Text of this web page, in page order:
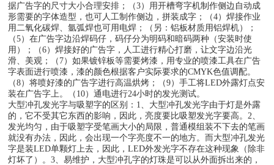
据广告字的尺寸大小合理安排；（3）用开槽弯字机制作侧边自动成
形需要的字体造型，也可人工制作侧边，拼装成字；（4）焊接作业
用二氧化碳焊、氩弧焊也可用电焊；（另：铝板材质用铝焊机）；
（5）在广告字边沿焊码仔，码仔分为明码和暗码两种（安装时使
用）；（6）焊接好的广告字，人工进行精心打磨，让文字边沿光
滑、美观；（7）如果镀锌板等需要烤漆，用专业的喷漆工具在广告
字表面进行喷漆，漆的颜色根据客户实际要求的CMYK色值调配。
（8）将喷好漆的广告字进行高温烘烤；（9）手工将LED外露灯点安
装在广告字上。（10）通电进行24小时的发光测试。
大型冲孔发光字与吸塑字的区别：1、大型冲孔发光字由于灯是外露
的，它不受其它东西的影响，因此，亮度要比吸塑发光字要高。2
发光均匀，由于吸塑字受笔画大小的局限，普通模组装不下去的笔画
就没有办法，因此，会出现一个字亮度不一的地方。而大型冲孔发光
字是装LED单颗灯上去，因此，LED外发光字不存在这种现象（除非
灯坏了）。3、易维护，大型冲孔字的灯珠是可以从外面拆出来的，